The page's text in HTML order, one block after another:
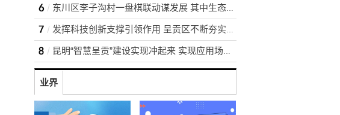
东川区李子沟村一盘棋联动谋发展 其中生态采摘园获利3.5万元
发挥科技创新支撑引领作用 呈贡区不断夯实区域创新体系建设
昆明“智慧呈贡”建设实现冲起来 实现应用场景1到N的推广
业界